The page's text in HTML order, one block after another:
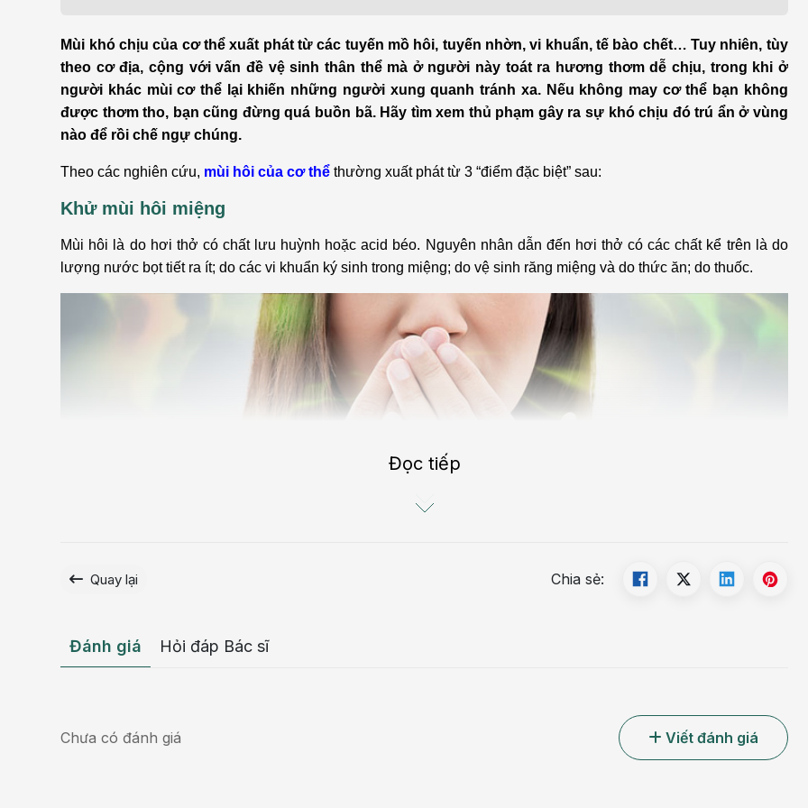
Thẩm mỹ
Tiêu hóa - Gan - Mật
Nội Tiết
Cấp cứu - Hồi sức tích
Ung bướu
Thận - Tiết niệu
Vật lý trị liệu - Phục hồi
Tim mạch
Ngoại khoa
Tâm lý và sức khỏe tâm
Mùi khó chịu của cơ thể xuất phát từ các tuyến mồ hôi, tuyến nhờn, vi khuẩn, tế bào chết… Tuy nhiên, tùy
theo cơ địa, cộng với vấn đề vệ sinh thân thể mà ở người này toát ra hương thơm dễ chịu, trong khi ở
người khác mùi cơ thể lại khiến những người xung quanh tránh xa. Nếu không may cơ thể bạn không
được thơm tho, bạn cũng đừng quá buồn bã. Hãy tìm xem thủ phạm gây ra sự khó chịu đó trú ẩn ở vùng
nào để rồi chế ngự chúng.
Theo các nghiên cứu, mùi hôi của cơ thể thường xuất phát từ 3 “điểm đặc biệt” sau:
Khử mùi hôi miệng
Mùi hôi là do hơi thở có chất lưu huỳnh hoặc acid béo. Nguyên nhân dẫn đến hơi thở có các chất kể trên là do
lượng nước bọt tiết ra ít; do các vi khuẩn ký sinh trong miệng; do vệ sinh răng miệng và do thức ăn; do thuốc.
Đọc tiếp
Quay lại Chia sẻ:
Đánh giá Hỏi đáp Bác sĩ
Chưa có đánh giá Viết đánh giá